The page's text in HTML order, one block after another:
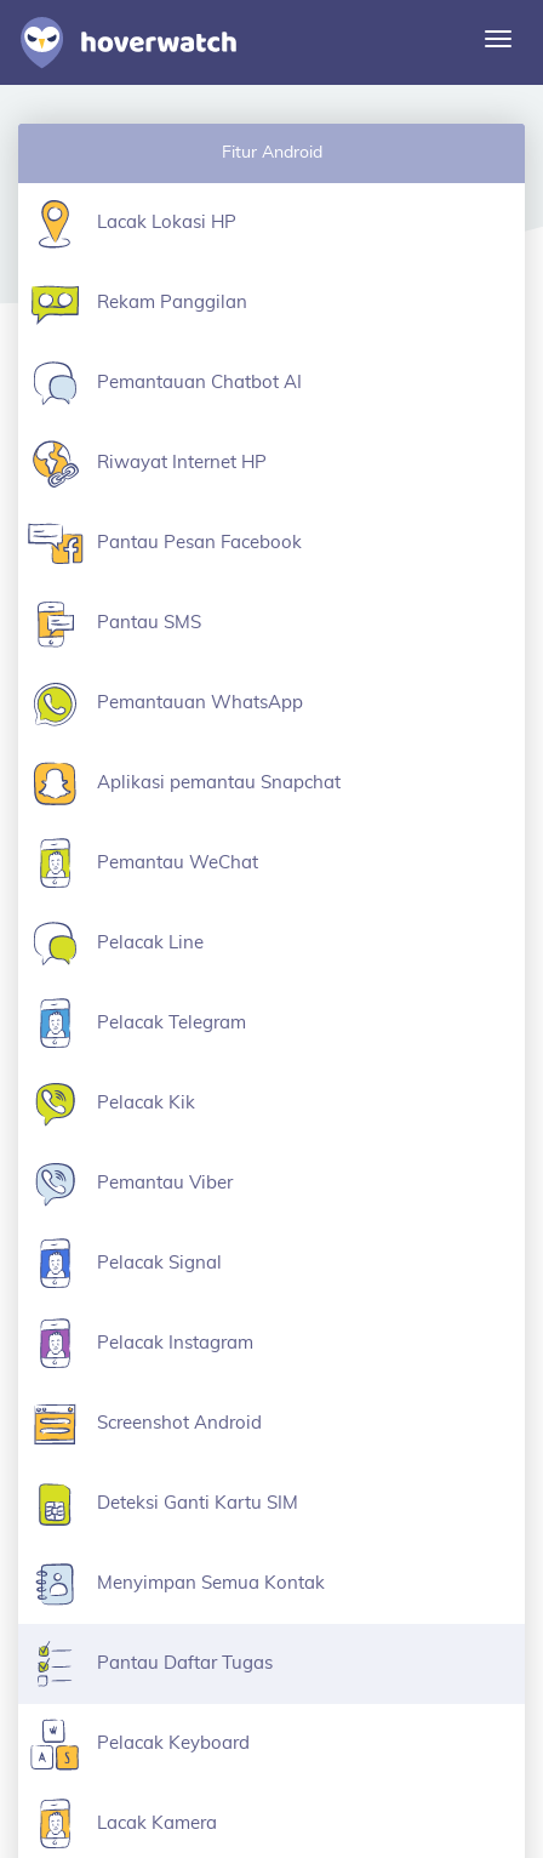
Fitur
Fitur Android
Lacak Lokasi HP
Rekam Panggilan
Pemantauan Chatbot AI
Riwayat Internet HP
Pantau Pesan Facebook
Pantau SMS
Pemantauan WhatsApp
Aplikasi pemantau Snapchat
Pemantau WeChat
Pelacak Line
Pelacak Telegram
Pelacak Kik
Pemantau Viber
Pelacak Signal
Pelacak Instagram
Screenshot Android
Deteksi Ganti Kartu SIM
Menyimpan Semua Kontak
Pantau Daftar Tugas
Pelacak Keyboard
Lacak Kamera